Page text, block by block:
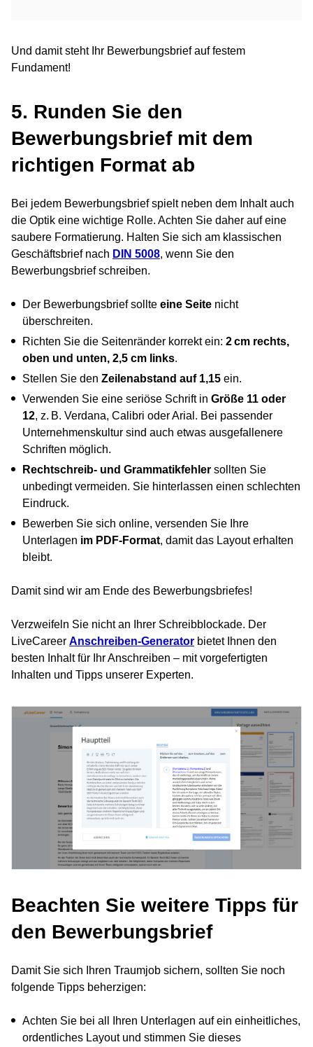
Und damit steht Ihr Bewerbungsbrief auf festem
Fundament!
5. Runden Sie den
Bewerbungsbrief mit dem
richtigen Format ab
Bei jedem Bewerbungsbrief spielt neben dem Inhalt auch
die Optik eine wichtige Rolle. Achten Sie daher auf eine
saubere Formatierung. Halten Sie sich am klassischen
Geschäftsbrief nach DIN 5008, wenn Sie den
Bewerbungsbrief schreiben.
Der Bewerbungsbrief sollte eine Seite nicht
überschreiten.
Richten Sie die Seitenränder korrekt ein: 2 cm rechts,
oben und unten, 2,5 cm links.
Stellen Sie den Zeilenabstand auf 1,15 ein.
Verwenden Sie eine seriöse Schrift in Größe 11 oder
12, z. B. Verdana, Calibri oder Arial. Bei passender
Unternehmenskultur sind auch etwas ausgefallenere
Schriften möglich.
Rechtschreib- und Grammatikfehler sollten Sie
unbedingt vermeiden. Sie hinterlassen einen schlechten
Eindruck.
Bewerben Sie sich online, versenden Sie Ihre
Unterlagen im PDF-Format, damit das Layout erhalten
bleibt.
Damit sind wir am Ende des Bewerbungsbriefes!
Verzweifeln Sie nicht an Ihrer Schreibblockade. Der
LiveCareer Anschreiben-Generator bietet Ihnen den
besten Inhalt für Ihr Anschreiben – mit vorgefertigten
Inhalten und Tipps unserer Experten.
Beachten Sie weitere Tipps für
den Bewerbungsbrief
Damit Sie sich Ihren Traumjob sichern, sollten Sie noch
folgende Tipps beherzigen:
Achten Sie bei all Ihren Unterlagen auf ein einheitliches,
ordentliches Layout und stimmen Sie dieses